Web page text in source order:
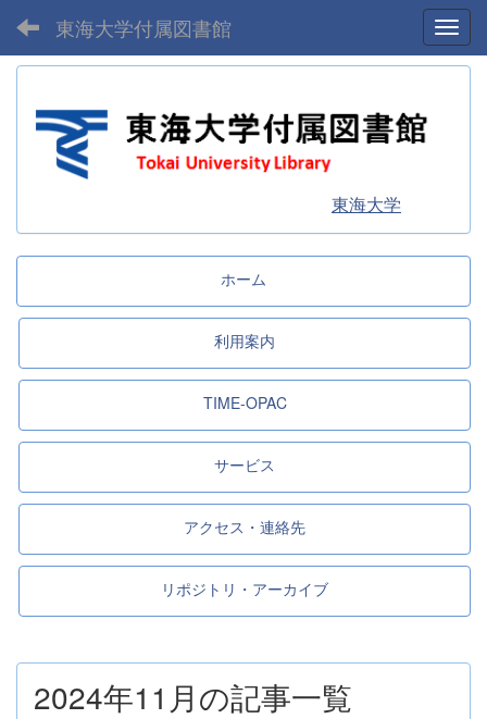
東海大学付属図書館
東海大学
ホーム
利用案内
TIME-OPAC
サービス
アクセス・連絡先
リポジトリ・アーカイブ
2024年11月の記事一覧